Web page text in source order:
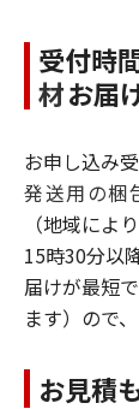
受付時
材お届
お申し込み
発送用の梱
（地域によ
15時30分以
届けが最短
ます）ので
お見積